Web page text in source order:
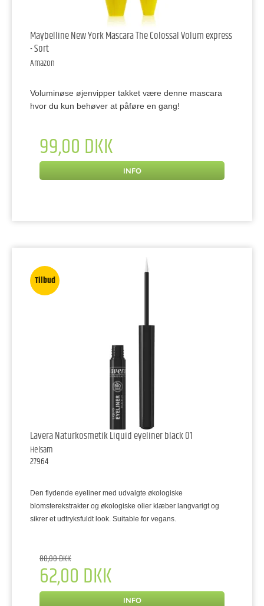
Maybelline New York Mascara The Colossal Volum express
- Sort
Amazon
Voluminøse øjenvipper takket være denne mascara
hvor du kun behøver at påføre en gang!
99,00 DKK
INFO
Tilbud
Lavera Naturkosmetik Liquid eyeliner black 01
Helsam
27964
Den flydende eyeliner med udvalgte økologiske
blomsterekstrakter og økologiske olier klæber langvarigt og
sikrer et udtryksfuldt look. Suitable for vegans.
80,00 DKK
62,00 DKK
INFO